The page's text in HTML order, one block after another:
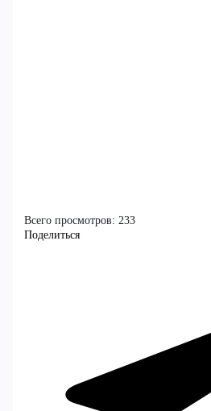
Всего просмотров: 233
Поделиться